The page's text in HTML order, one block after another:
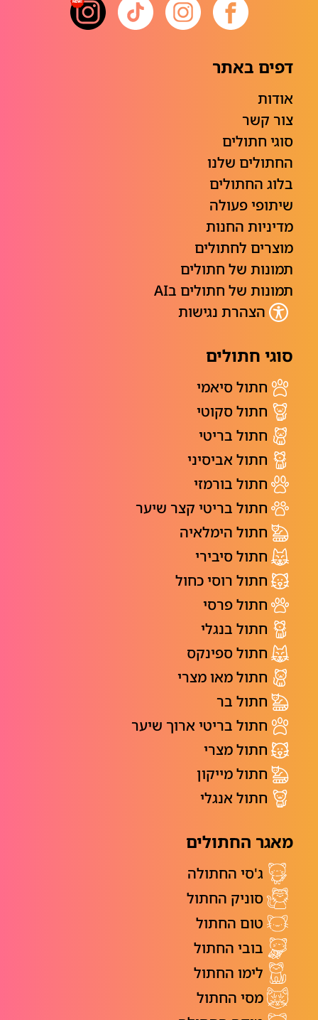
דפים באתר
אודות
צור קשר
סוגי חתולים
החתולים שלנו
בלוג החתולים
שיתופי פעולה
מדיניות החנות
מוצרים לחתולים
תמונות של חתולים
תמונות של חתולים בAI
הצהרת נגישות
סוגי חתולים
חתול סיאמי
חתול סקוטי
חתול בריטי
חתול אביסיני
חתול בורמזי
חתול בריטי קצר שיער
חתול הימלאיה
חתול סיבירי
חתול רוסי כחול
חתול פרסי
חתול בנגלי
חתול ספינקס
חתול מאו מצרי
חתול בר
חתול בריטי ארוך שיער
חתול מצרי
חתול מייקון
חתול אנגלי
מאגר החתולים
ג'סי החתולה
סוניק החתול
טום החתול
בובי החתול
לימו החתול
מסי החתול